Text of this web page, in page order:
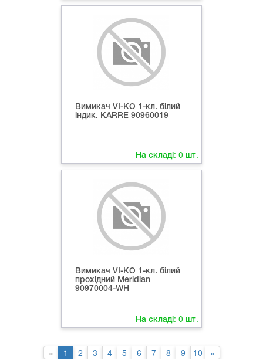
Вимикач VI-KO 1-кл. білий
індик. КARRE 90960019
На складі: 0 шт.
Вимикач VI-KO 1-кл. білий
прохідний Meridian
90970004-WH
На складі: 0 шт.
« 1 2 3 4 5 6 7 8 9 10 »